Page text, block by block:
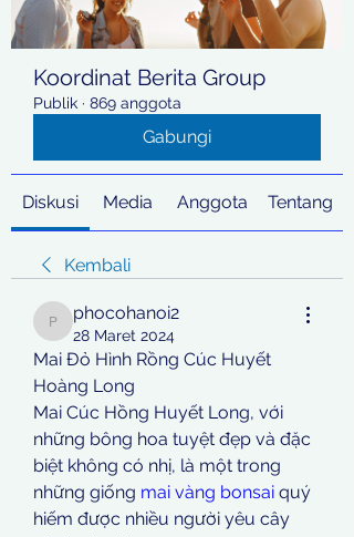
Koordinat Berita Group
Publik · 869 anggota
Gabungi
Diskusi Media Anggota Tentang
Kembali
phocohanoi2
phocohanoi2
28 Maret 2024
Mai Đỏ Hình Rồng Cúc Huyết
Hoàng Long
Mai Cúc Hồng Huyết Long, với
những bông hoa tuyệt đẹp và đặc
biệt không có nhị, là một trong
những giống mai vàng bonsai quý
hiếm được nhiều người yêu cây